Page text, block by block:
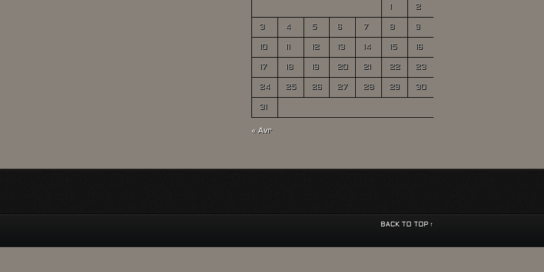
1 2
3 4 5 6 7 8 9
10 11 12 13 14 15 16
17 18 19 20 21 22 23
24 25 26 27 28 29 30
31
« Avr
BACK TO TOP ↑